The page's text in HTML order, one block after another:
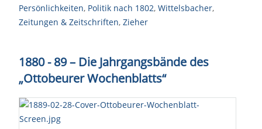
Persönlichkeiten, Politik nach 1802, Wittelsbacher,
Zeitungen & Zeitschriften, Zieher
1880 - 89 – Die Jahrgangsbände des
„Ottobeurer Wochenblatts“